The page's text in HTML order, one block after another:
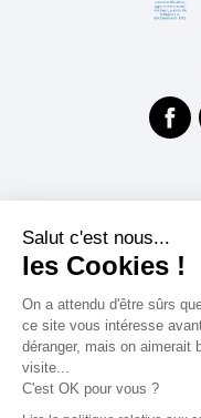
Salut c'est nous...
les Cookies !
On a attendu d'être sûrs
ce site vous intéresse
déranger, mais on aimerait
visite...
C'est OK pour vous ?